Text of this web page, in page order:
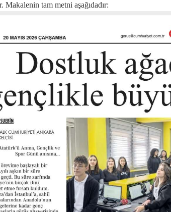
Makalenin tam metni aşağıdadır: